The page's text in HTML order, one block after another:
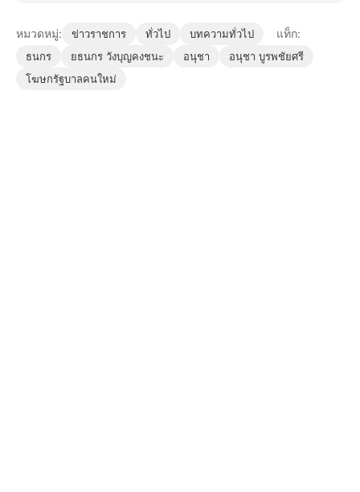
หมวดหมู่: ข่าวราชการ ทั่วไป บทความทั่วไป แท็ก:
ธนกร ยธนกร วังบุญคงชนะ อนุชา
อนุชา บูรพชัยศรี
โฆษกรัฐบาลคนใหม่